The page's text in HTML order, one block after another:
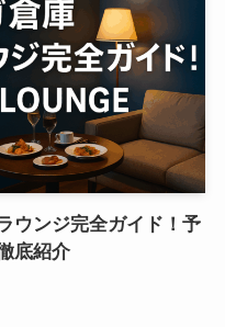
ウンジ完全ガイド！予
底紹介